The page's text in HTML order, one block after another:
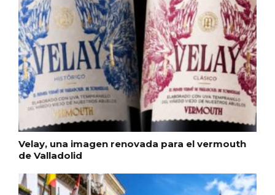
Velay, una imagen renovada para el vermouth
de Valladolid
IGP Morcilla de Burgos triunfó en el
Salón Gourmet 2026